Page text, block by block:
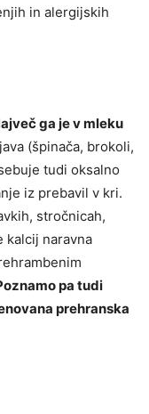
in alergijskih
ga je v mleku
(špinača, brokoli,
tudi oksalno
iz prebavil v kri.
stročnicah,
kalcij naravna
pa tudi
prehranska